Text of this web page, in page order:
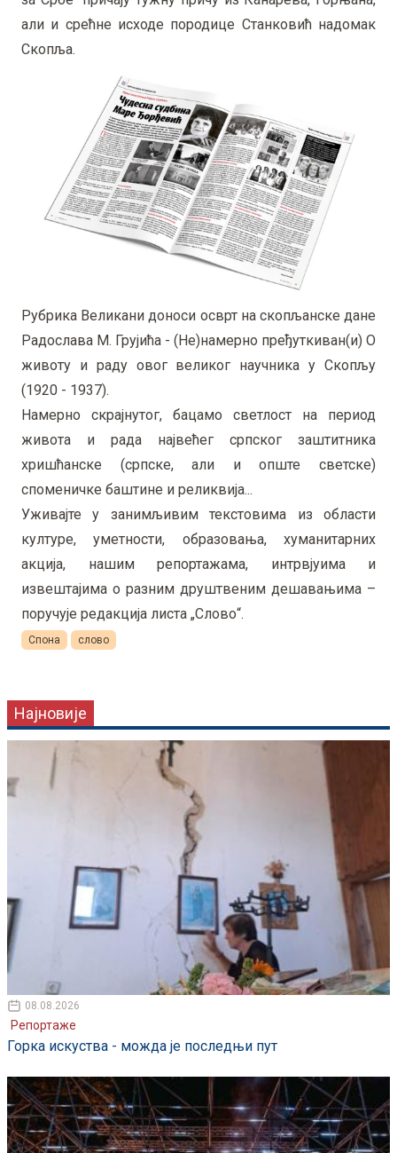
али и срећне исходе породице Станковић надомак
Скопља.
Рубрика Великани доноси осврт на скопљанске дане
Радослава М. Грујића - (Не)намерно пређуткиван(и) О
животу и раду овог великог научника у Скопљу
(1920 - 1937).
Намерно скрајнутог, бацамо светлост на период
живота и рада највећег српског заштитника
хришћанске (српске, али и опште светске)
споменичке баштине и реликвија...
Уживајте у занимљивим текстовима из области
културе, уметности, образовања, хуманитарних
акција, нашим репортажама, интрвјуима и
извештајима о разним друштвеним дешавањима –
поручује редакција листа „Слово“.
Спона слово
Најновије
08.08.2026
Репортаже
Горка искуства - можда је последњи пут